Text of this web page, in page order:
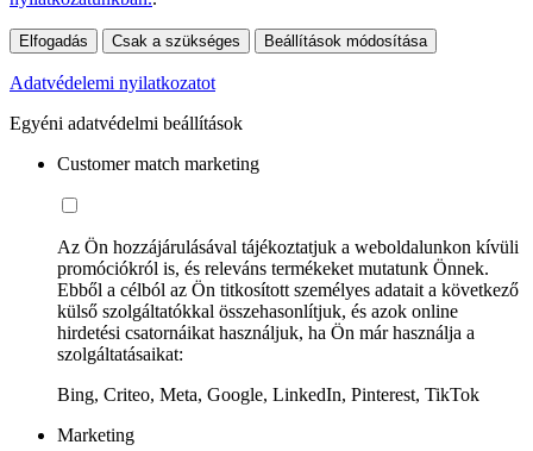
Elfogadás Csak a szükséges Beállítások módosítása
Adatvédelemi nyilatkozatot
Egyéni adatvédelmi beállítások
Customer match marketing
Az Ön hozzájárulásával tájékoztatjuk a weboldalunkon kívüli
promóciókról is, és releváns termékeket mutatunk Önnek.
Ebből a célból az Ön titkosított személyes adatait a következő
külső szolgáltatókkal összehasonlítjuk, és azok online
hirdetési csatornáikat használjuk, ha Ön már használja a
szolgáltatásaikat:
Bing, Criteo, Meta, Google, LinkedIn, Pinterest, TikTok
Marketing